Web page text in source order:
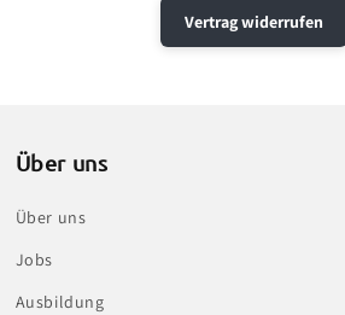
Vertrag widerrufen
Über uns
Über uns
Jobs
Ausbildung